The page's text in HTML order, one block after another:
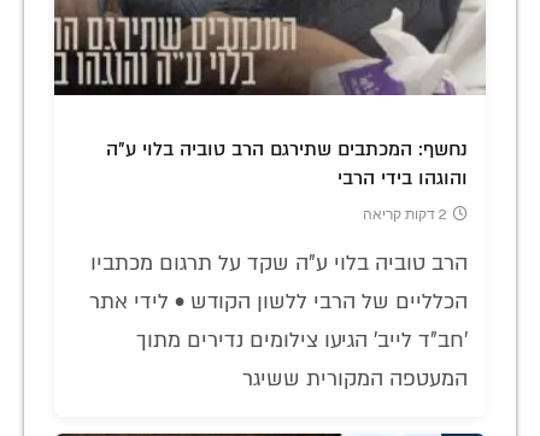
נחשף: המכתבים שתירגם הרב טוביה בלוי ע"ה
והוגהו בידי הרבי
2 דקות קריאה
הרב טוביה בלוי ע"ה שקד על תרגום מכתביו
הכלליים של הרבי ללשון הקודש • לידי אתר
'חב"ד לייב' הגיעו צילומים נדירים מתוך
המעטפה המקורית ששיגר